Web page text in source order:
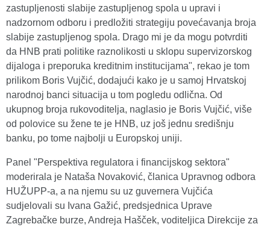
zastupljenosti slabije zastupljenog spola u upravi i
nadzornom odboru i predložiti strategiju povećavanja broja
slabije zastupljenog spola. Drago mi je da mogu potvrditi
da HNB prati politike raznolikosti u sklopu supervizorskog
dijaloga i preporuka kreditnim institucijama", rekao je tom
prilikom Boris Vujčić, dodajući kako je u samoj Hrvatskoj
narodnoj banci situacija u tom pogledu odlična. Od
ukupnog broja rukovoditelja, naglasio je Boris Vujčić, više
od polovice su žene te je HNB, uz još jednu središnju
banku, po tome najbolji u Europskoj uniji.
Panel "Perspektiva regulatora i financijskog sektora"
moderirala je Nataša Novaković, članica Upravnog odbora
HUŽUPP-a, a na njemu su uz guvernera Vujčića
sudjelovali su Ivana Gažić, predsjednica Uprave
Zagrebačke burze, Andreja Hašček, voditeljica Direkcije za